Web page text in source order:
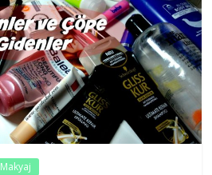
Makyaj